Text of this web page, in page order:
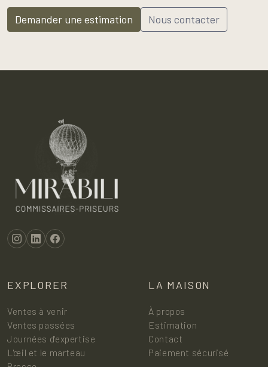
Demander une estimation Nous contacter
EXPLORER
Ventes à venir
Ventes passées
Journées d'expertise
L'œil et le marteau
LA MAISON
À propos
Estimation
Contact
Paiement sécurisé